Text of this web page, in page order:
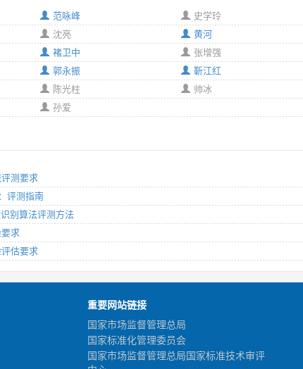
范咏峰
史学玲
沈亮
黄河
褚卫中
张增强
郭永振
靳江红
陈光柱
帅冰
孙爱
测要求
评测指南
别算法评测方法
求
估要求
重要网站链接
国家市场监督管理总局
国家标准化管理委员会
国家市场监督管理总局国家标准技术审评